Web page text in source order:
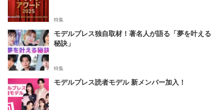
特集
モデルプレス独自取材！著名人が語る「夢を叶える
秘訣」
特集
モデルプレス読者モデル 新メンバー加入！